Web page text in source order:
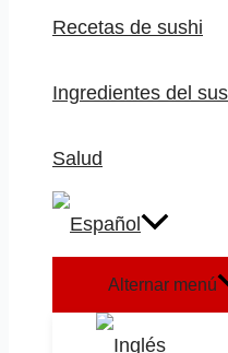
Recetas de sushi
Ingredientes del
Salud
Alternar menú